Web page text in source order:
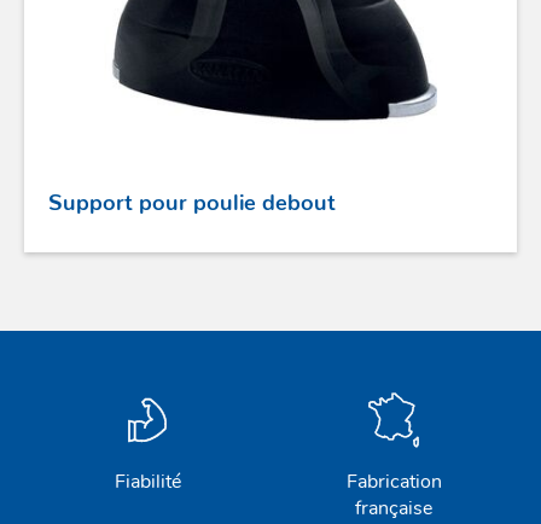
PROFURL
Support pour poulie debout
Fiabilité
Fabrication
française